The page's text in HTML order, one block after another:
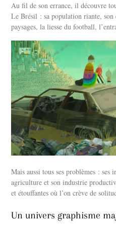
Au fil de son errance, il découvre
Le Brésil : sa population riante, son
paysages, la liesse du football,
Mais aussi tous ses problèmes : ses
agriculture et son industrie
et étouffantes où l’on crève de
Un univers graphisme